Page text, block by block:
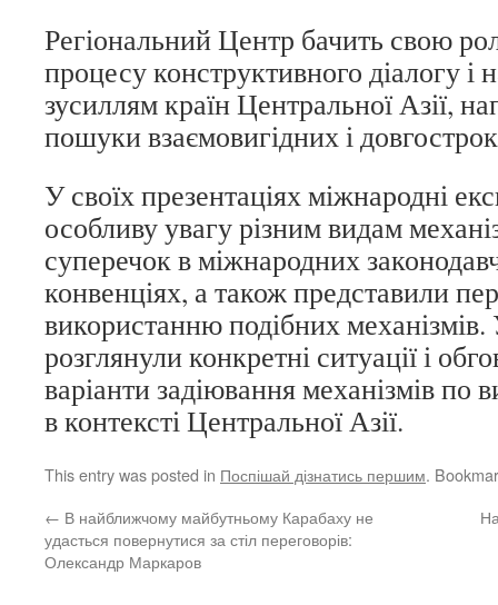
Регіональний Центр бачить свою
процесу конструктивного діалогу і
зусиллям країн Центральної Азії,
пошуки взаємовигідних і
У своїх презентаціях міжнародні
особливу увагу різним видам
суперечок в міжнародних
конвенціях, а також представили
використанню подібних
розглянули конкретні ситуації і
варіанти задіювання механізмів по
в контексті Центральної Азії.
This entry was posted in Поспішай дізнатись першим.
← В найближчому майбутньому Карабаху не
удасться повернутися за стіл переговорів:
Олександр Маркаров